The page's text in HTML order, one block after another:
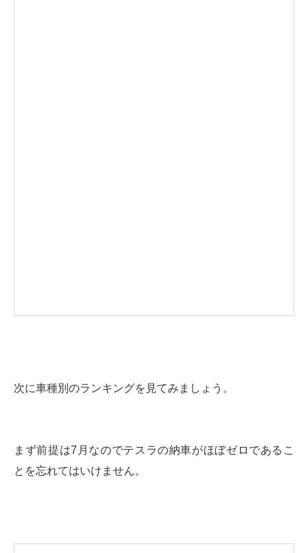
次に車種別のランキングを見てみましょう。
まず前提は7月なのでテスラの納車がほぼゼロであるこ
とを忘れてはいけません。